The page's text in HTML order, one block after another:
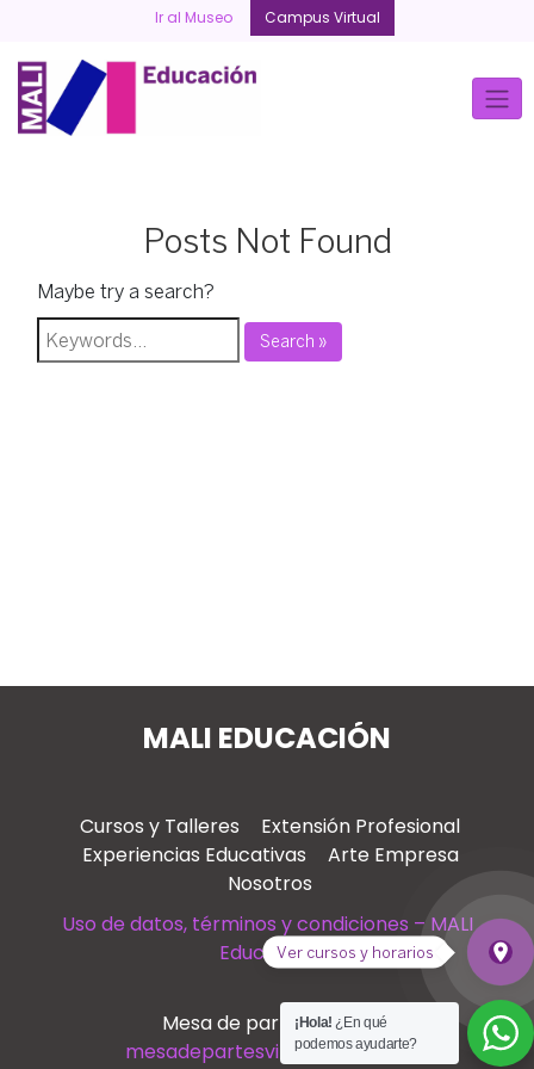
content
Ir al Museo Campus Virtual
Posts Not Found
Maybe try a search?
Search »
MALI EDUCACIÓN
Cursos y Talleres
Extensión Profesional
Experiencias Educativas
Arte Empresa
Nosotros
Uso de datos, términos y condiciones – MALI
Educación
Mesa de partes virtual
mesadepartesvirtual@mali.pe
¡Hola! ¿En qué
podemos ayudarte?
Ver
place
Ver cursos y horarios